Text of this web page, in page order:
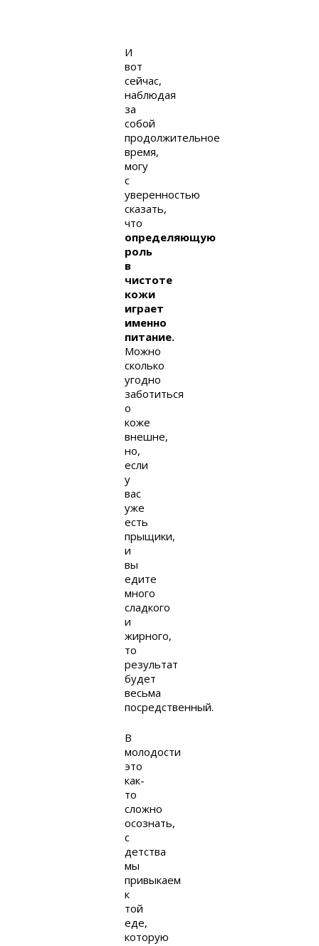
И
вот
сейчас,
наблюдая
за
собой
продолжительное
время,
могу
с
уверенностью
сказать,
что
определяющую
роль
в
чистоте
кожи
играет
именно
питание.
Можно
сколько
угодно
заботиться
о
коже
внешне,
но,
если
у
вас
уже
есть
прыщики,
и
вы
едите
много
сладкого
и
жирного,
то
результат
будет
весьма
посредственный.
В
молодости
это
как-
то
сложно
осознать,
с
детства
мы
привыкаем
к
той
еде,
которую